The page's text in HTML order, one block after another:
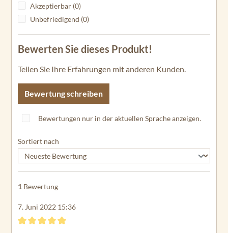
Bewerten Sie dieses Produkt!
Teilen Sie Ihre Erfahrungen mit anderen Kunden.
Bewertung schreiben
Bewertungen nur in der aktuellen Sprache anzeigen.
Sortiert nach
1Bewertung
7. Juni 2022 15:36
Bewertung mit 5 von 5 Sternen
Top Kontakt, Schnelle Lieferung, Super Service
Hab die Schrauben bei der Bestellung der Base